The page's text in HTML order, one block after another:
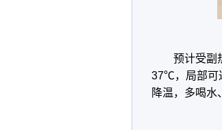
预计受副
37℃，局部可
降温，多喝水